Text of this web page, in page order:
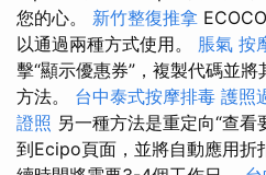
您的心。 新竹整復推拿
以通過兩種方式使用。 脹氣 按
擊“顯示優惠券”，複製代碼並
方法。 台中泰式按摩排毒 護照
證照 另一種方法是重定向“查看
到Ecipo頁面，並將自動應用折